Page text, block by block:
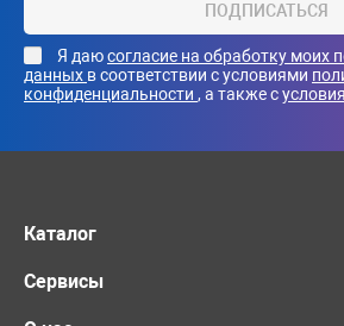
ПОДПИСАТЬСЯ
Я даюсогласие на обработку моих
данных в соответствии с условиями
конфиденциальности , а также с
Каталог
Сервисы